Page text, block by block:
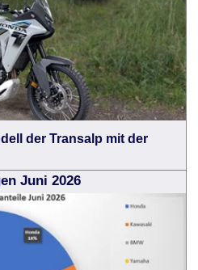
der Transalp mit der
Juni 2026